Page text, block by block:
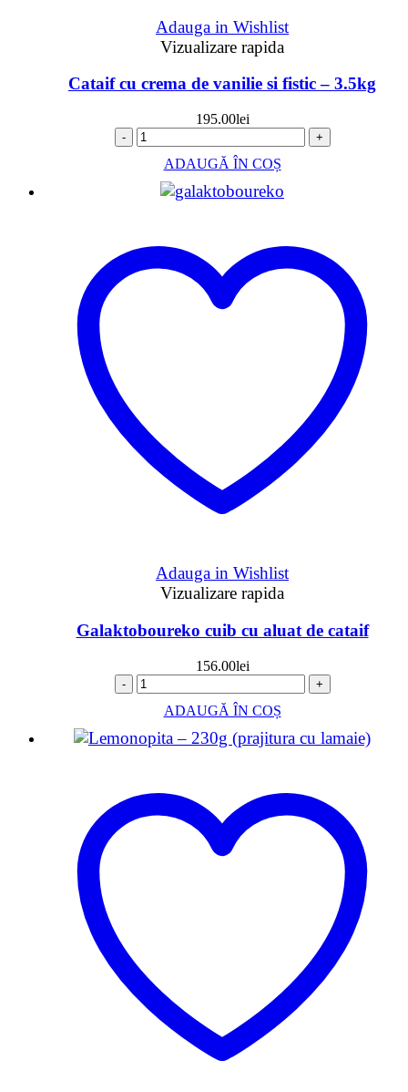
Adauga in Wishlist
Vizualizare rapida
Cataif cu crema de vanilie si fistic – 3.5kg
195.00lei
- +
ADAUGĂ ÎN COȘ
Adauga in Wishlist
Vizualizare rapida
Galaktoboureko cuib cu aluat de cataif
156.00lei
- +
ADAUGĂ ÎN COȘ